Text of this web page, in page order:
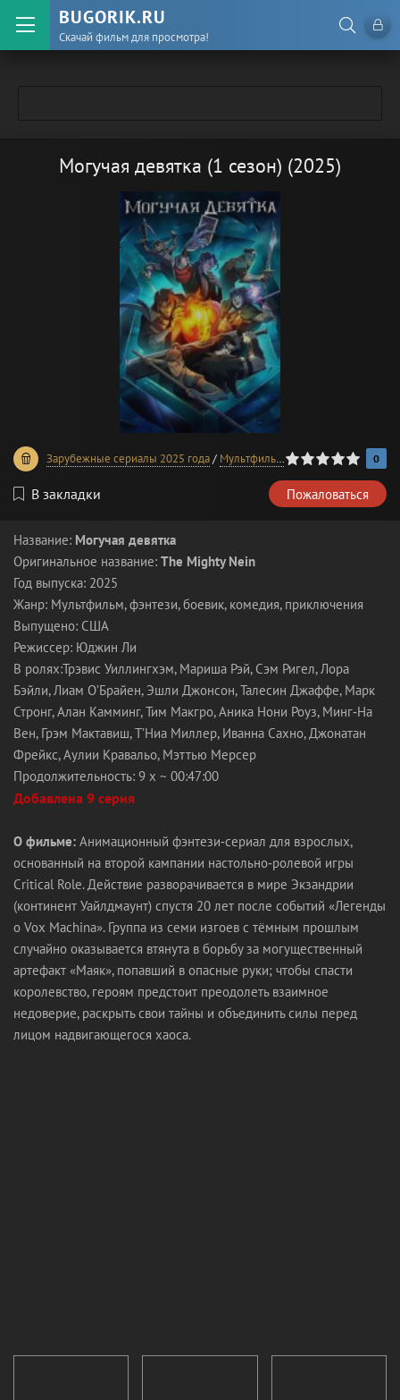
BUGORIK.RU
Скачай фильм для просмотра!
Могучая девятка (1 сезон) (2025)
Зарубежные сериалы 2025 года/ Мультфильмы
0 1 2 3 4 5 0
В закладки Пожаловаться
Название: Могучая девятка
Оригинальное название: The Mighty Nein
Год выпуска: 2025
Жанр: Мультфильм, фэнтези, боевик, комедия, приключения
Выпущено: США
Режиссер: Юджин Ли
В ролях:Трэвис Уиллингхэм, Мариша Рэй, Сэм Ригел, Лора
Бэйли, Лиам О’Брайен, Эшли Джонсон, Талесин Джаффе, Марк
Стронг, Алан Камминг, Тим Макгро, Аника Нони Роуз, Минг‑На
Вен, Грэм Мактавиш, Т’Ниа Миллер, Иванна Сахно, Джонатан
Фрейкс, Аулии Кравальо, Мэттью Мерсер
Продолжительность: 9 x ~ 00:47:00
Добавлена 9 серия
О фильме: Анимационный фэнтези‑сериал для взрослых,
основанный на второй кампании настольно‑ролевой игры
Critical Role. Действие разворачивается в мире Экзандрии
(континент Уайлдмаунт) спустя 20 лет после событий «Легенды
о Vox Machina». Группа из семи изгоев с тёмным прошлым
случайно оказывается втянута в борьбу за могущественный
артефакт «Маяк», попавший в опасные руки; чтобы спасти
королевство, героям предстоит преодолеть взаимное
недоверие, раскрыть свои тайны и объединить силы перед
лицом надвигающегося хаоса.